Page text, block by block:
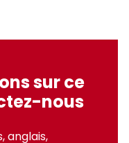
sur ce
nous
anglais,